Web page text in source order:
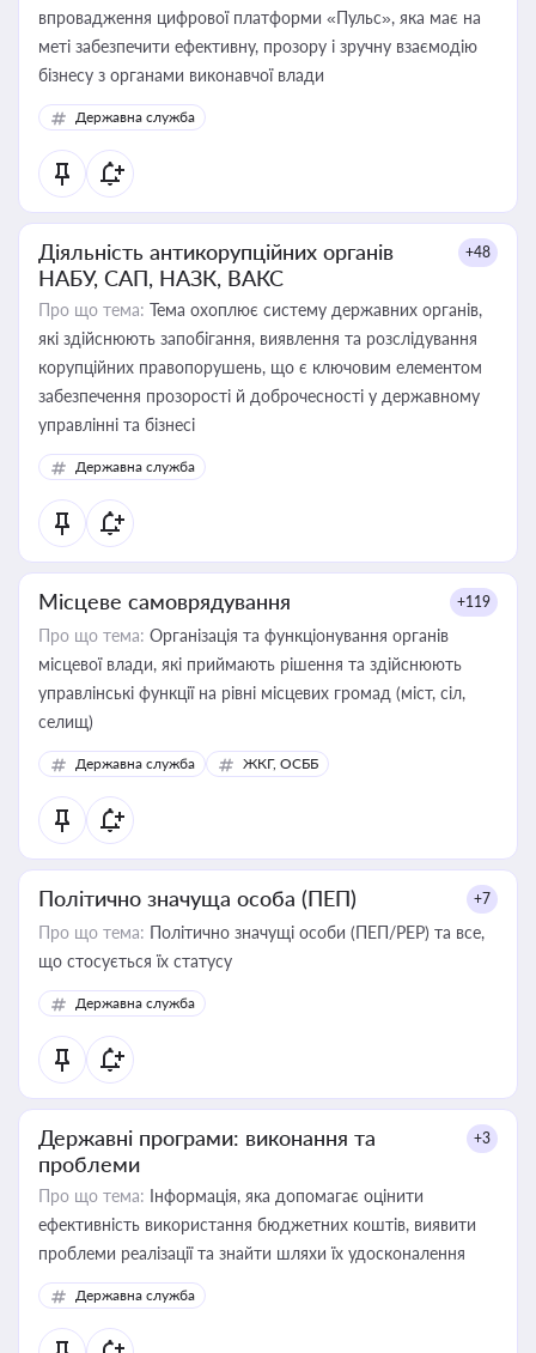
впровадження цифрової платформи «Пульс», яка має на
меті забезпечити ефективну, прозору і зручну взаємодію
бізнесу з органами виконавчої влади
Державна служба
Діяльність антикорупційних органів
НАБУ, САП, НАЗК, ВАКС
+48
Про що тема: Тема охоплює систему державних органів,
які здійснюють запобігання, виявлення та розслідування
корупційних правопорушень, що є ключовим елементом
забезпечення прозорості й доброчесності у державному
управлінні та бізнесі
Державна служба
Місцеве самоврядування +119
Про що тема: Організація та функціонування органів
місцевої влади, які приймають рішення та здійснюють
управлінські функції на рівні місцевих громад (міст, сіл,
селищ)
Державна служба ЖКГ, ОСББ
Політично значуща особа (ПЕП) +7
Про що тема: Політично значущі особи (ПЕП/PEP) та все,
що стосується їх статусу
Державна служба
Державні програми: виконання та
проблеми
+3
Про що тема: Інформація, яка допомагає оцінити
ефективність використання бюджетних коштів, виявити
проблеми реалізації та знайти шляхи їх удосконалення
Державна служба